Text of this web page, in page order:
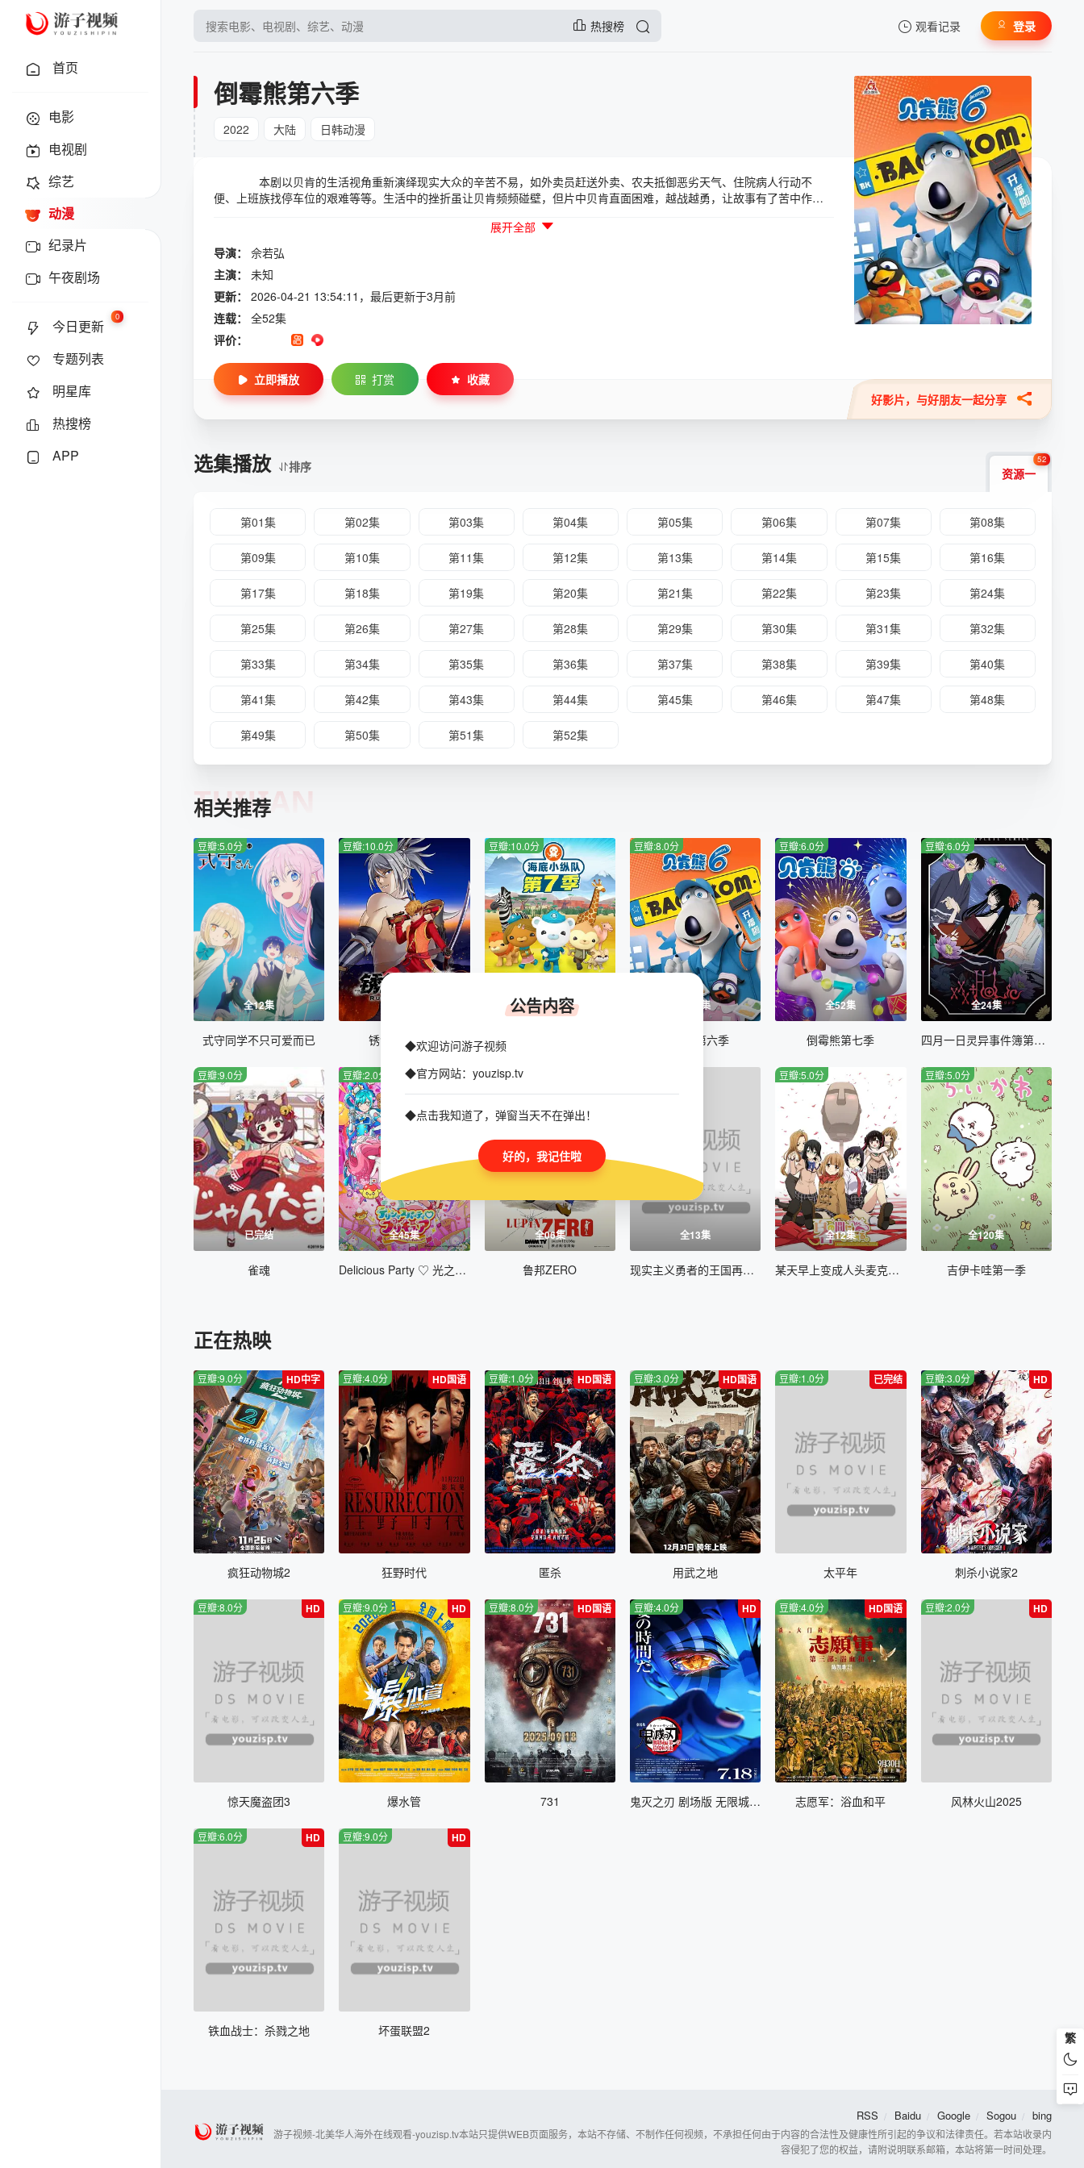
热搜榜 观看记录
暂无观看影片的记录
登录
首页
电影
电视剧
综艺
动漫
纪录片
午夜剧场
今日更新
0
专题列表
明星库
热搜榜
APP
倒霉熊第六季
2022 大陆 日韩动漫
本剧以贝肯的生活视角重新演绎现实大众的辛苦不易，如外卖员赶送外卖、农夫抵御恶劣天气、住院病人行动不
便、上班族找停车位的艰难等等。生活中的挫折虽让贝肯频频碰壁，但片中贝肯直面困难，越战越勇，让故事有了苦中作乐
展开全部
导演：
佘若弘
主演：
未知
更新：
2026-04-21 13:54:11，最后更新于3月前
连载：
全52集
评价：
好影片，与好朋友一起分享
立即播放 打赏 收藏
选集播放 排序 资源一
52
第01集 第02集 第03集 第04集 第05集 第06集 第07集 第08集
第09集 第10集 第11集 第12集 第13集 第14集 第15集 第16集
第17集 第18集 第19集 第20集 第21集 第22集 第23集 第24集
第25集 第26集 第27集 第28集 第29集 第30集 第31集 第32集
第33集 第34集 第35集 第36集 第37集 第38集 第39集 第40集
第41集 第42集 第43集 第44集 第45集 第46集 第47集 第48集
第49集 第50集 第51集 第52集
相关推荐
TUIJIAN
全12集
豆瓣:5.0分
式守同学不只可爱而已
豆瓣:10.0分
锈色铠甲 黎明
全26集
豆瓣:10.0分
海底小纵队第七季
全52集
豆瓣:8.0分
倒霉熊第六季
全52集
豆瓣:6.0分
倒霉熊第七季
全24集
豆瓣:6.0分
四月一日灵异事件簿第一季
已完结
豆瓣:9.0分
雀魂
全45集
豆瓣:2.0分
Delicious Party ♡ 光之美少女
全06集
豆瓣:2.0分
鲁邦ZERO
全13集
现实主义勇者的王国再建记第二季
全12集
豆瓣:5.0分
某天早上变成人头麦克风的我君的人生
全120集
豆瓣:5.0分
吉伊卡哇第一季
正在热映
HD中字
豆瓣:9.0分
疯狂动物城2
HD国语
豆瓣:4.0分
狂野时代
HD国语
豆瓣:1.0分
匿杀
HD国语
豆瓣:3.0分
用武之地
已完结
豆瓣:1.0分
太平年
HD
豆瓣:3.0分
刺杀小说家2
HD
豆瓣:8.0分
惊天魔盗团3
HD
豆瓣:9.0分
爆水管
HD国语
豆瓣:8.0分
731
HD
豆瓣:4.0分
鬼灭之刃 剧场版 无限城篇 第一章 猗窝座再来
HD国语
豆瓣:4.0分
志愿军：浴血和平
HD
豆瓣:2.0分
风林火山2025
HD
豆瓣:6.0分
铁血战士：杀戮之地
HD
豆瓣:9.0分
坏蛋联盟2 繁
RSS Baidu Google Sogou bing
游子视频-北美华人海外在线观看-youzisp.tv本站只提供WEB页面服务，本站不存储、不制作任何视频，不承担任何由于内容的合法性及健康性所引起的争议和法律责任。若本站收录内
容侵犯了您的权益，请附说明联系邮箱，本站将第一时间处理。
公告内容
◆欢迎访问游子视频
◆官方网站：youzisp.tv
◆点击我知道了，弹窗当天不在弹出！
好的，我记住啦